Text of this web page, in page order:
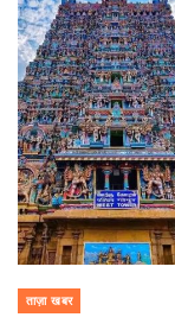
ताज़ा खबर